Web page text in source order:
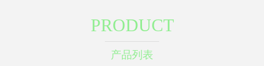
PRODUCT
产品列表